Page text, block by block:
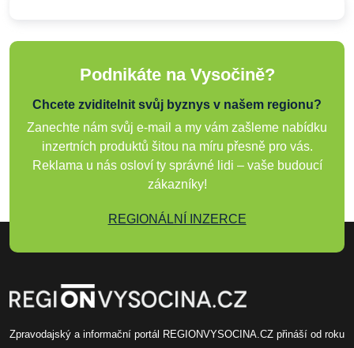
Podnikáte na Vysočině?
Chcete zviditelnit svůj byznys v našem regionu?
Zanechte nám svůj e-mail a my vám zašleme nabídku
inzertních produktů šitou na míru přesně pro vás.
Reklama u nás osloví ty správné lidi – vaše budoucí
zákazníky!
REGIONÁLNÍ INZERCE
Zpravodajský a informační portál REGIONVYSOCINA.CZ přináší od roku